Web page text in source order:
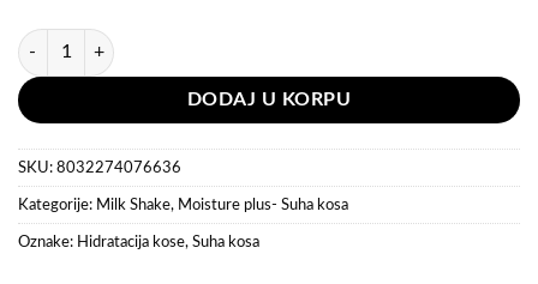
Milk Shake Moisture Plus Whipped cream - Šlag za hidrataciju kose
DODAJ U KORPU
SKU: 8032274076636
Kategorije: Milk Shake, Moisture plus- Suha kosa
Oznake: Hidratacija kose, Suha kosa